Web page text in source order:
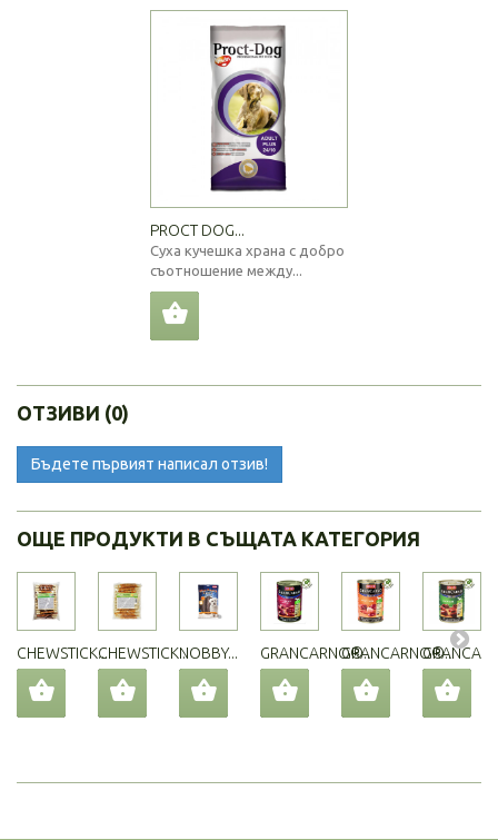
PROCT DOG...
Суха кучешка храна с добро
съотношение между...
ОТЗИВИ (0)
Бъдете първият написал отзив!
ОЩЕ ПРОДУКТИ В СЪЩАТА КАТЕГОРИЯ
CHEWSTICK...CHEWSTICK...NOBBY... GRANCARNO®...GRANCARNO®...